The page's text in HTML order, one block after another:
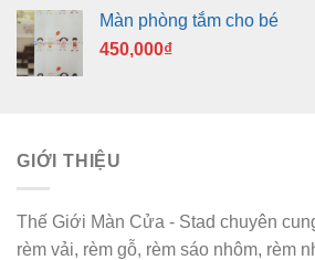
Màn phòng tắm cho bé
450,000₫
GIỚI THIỆU
Thế Giới Màn Cửa - Stad chuyên
rèm vải, rèm gỗ, rèm sáo nhôm, rèm